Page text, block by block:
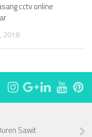
cctv online
2018
Sawit